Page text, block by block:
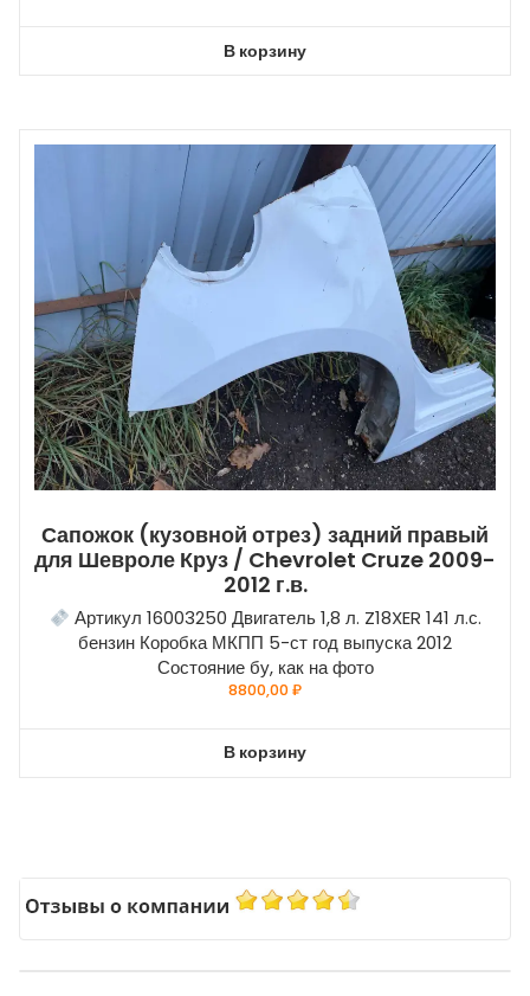
В корзину
Сапожок (кузовной отрез) задний правый
для Шевроле Круз / Chevrolet Cruze 2009-
2012 г.в.
Артикул 16003250 Двигатель 1,8 л. Z18XER 141 л.с.
бензин Коробка МКПП 5-ст год выпуска 2012
Состояние бу, как на фото
8800,00₽
В корзину